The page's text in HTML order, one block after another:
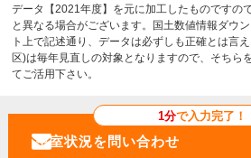
データ【2021年度】を元に加工したものですの
と異なる場合がございます。国土数値情報ダウ
ト上で記述通り、データは必ずしも正確とは言
区)は毎年見直しの対象となりますので、そちら
てご活用下さい。
1分で入力完了！